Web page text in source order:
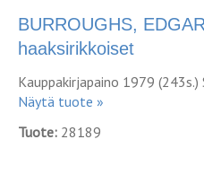
BURROUGHS,
haaksirikkoiset
Kauppakirjapaino 1979 (243s.)
Näytä tuote »
Tuote: 28189